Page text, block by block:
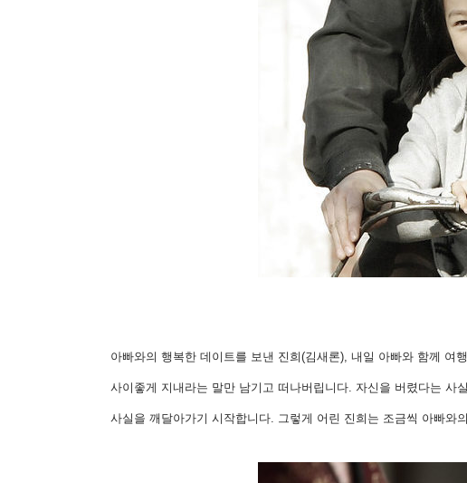
아빠와의 행복한 데이트를 보낸 진희(김새론), 내일 아빠와 함께
사이좋게 지내라는 말만 남기고 떠나버립니다. 자신을 버렸다는
사실을 깨달아가기 시작합니다. 그렇게 어린 진희는 조금씩 아빠와